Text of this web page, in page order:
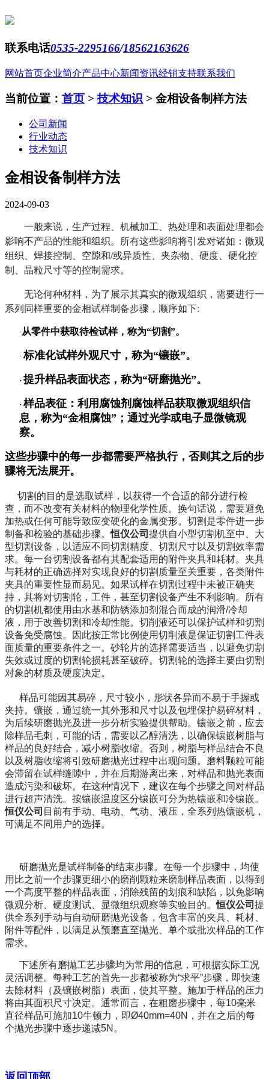
联系电话0535-2295166/18562163626
网站首页企业简介产品中心新闻资讯经销支持联系我们
当前位置： 首页 > 技术知识 > 金相设备制样方法
公司新闻
行业动态
技术知识
金相设备制样方法
2024-09-03
一般来说，生产过程、机械加工、热处理和表面处理都会
影响不产品的性能和组织。所有这些影响将引发对诸如：微观
组织、焊接控制、空隙和/或异质性、夹杂物、硬度、硬化控
制、晶粒尺寸等的控制需求。
无论何种材料，为了展示其真实的微观组织，需要进行一
系列同样重要的金相试样制备步骤，顺序如下:
· 从零件中获取待检试样，称为“切割”。
·标准化试样外观尺寸，称为“镶嵌”。
· 提升样品表面状态，称为“研磨抛光”。
· 样品表征：利用腐蚀剂腐蚀样品获取微观组织信
息，称为“金相腐蚀” ；通过光学或电子显微镜观
察。
这些步骤中的每一步都需要严格执行，否则其之后的步
骤将无法展开。
切割的目的是选取试样，以获得一个合适的部分进行检
查，而不改变有关材料的物理化学性质。换句话说，需要避免
加热或任何可能导致应变硬化的金属变形。切割是零件进一步
制备和检验的基础步骤。恒仪公司 提供自小型切割机至中、大
型切割设备，以适应不同切割精度、切割尺寸以及切割效率需
求。每一台切割设备都有其配套适用的附件夹具和耗材。夹具
与耗材的正确选择对实现良好的切割质量至关重要，各类附件
夹具的重要性显而易见。如果试样在切割过程中未被正确夹
持，其将对切割轮，工件，甚至切割设备产生不利影响。所有
的切割机都使用由水基和防锈添加剂混合而成的润滑/冷却
液，用于改善切割和冷却性能。 切削液还可以保护试样和切割
设备免受腐蚀。因此按正常比例使用切削液是保证切割工件表
面质量的重要条件之一。砂轮片的选择需要适当，以避免切割
失效或过度的切割轮损耗甚至破碎。切割轮的选择主要由切割
对象的材质及硬度决定。
样品可能因其易碎，尺寸较小，形状各异而不易于手握或
夹持。镶嵌，通过统一其外形和尺寸以及包埋保护易碎材料，
为后续研磨抛光及进一步分析实验提供帮助。镶嵌之前，应去
除样品毛刺，可能的话，需要以乙醇清洗，以确保镶嵌树脂与
样品的良好结合，减小树脂收缩。否则，树脂与样品结合不良
以及树脂收缩将引致研磨抛光过程中出现问题。磨料颗粒可能
会滞留在试样缝隙中，并在后期游离出来，对样品和抛光表面
造成污染和破坏。在这种情况下，建议在每个步骤之间对样品
进行超声清洗。按镶嵌温度区分镶嵌可分为热镶嵌和冷镶嵌。
恒仪公司 目前有手动、电动、气动、液压，全系列热镶嵌机，
可满足不同用户的选择。
研磨抛光是试样制备的结束步骤。在每一个步骤中，均使
用比之前一个步骤更细小的磨削颗粒来磨制样品表面，以得到
一个高度平整的样品表面，消除残留的划痕和缺陷，以免影响
微观分析、硬度测试、显微组织观察等实验目的。恒仪公司 提
供全系列手动与自动研磨抛光设备，包含丰富的夹具、耗材、
附件等配件，以满足从预磨直至抛光、单个或批次样品的工作
需求。
下述所有磨抛工艺步骤均为常用的信息，可根据实际工况
灵活调整。每种工艺的首先一步都被称为“求平”步骤，即快速
去除材料（及镶嵌树脂）表面，使其平整。施加于样品的压力
将由其面积尺寸决定。通常而言，在粗磨步骤中，每10毫米
直径样品可施加10牛顿力，即Ø40mm=40N ，并在之后的每
个抛光步骤中逐步递减5N 。